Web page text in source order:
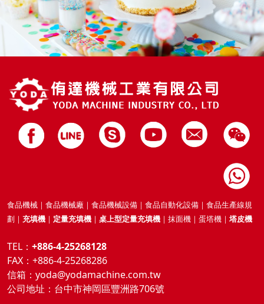
食品機械｜食品機械廠｜食品機械設備｜食品自動化設備｜食品生產線規
劃｜ 充填機 ｜ 定量充填機 ｜ 桌上型定量充填機 ｜抹面機｜蛋塔機｜塔皮機
TEL： +886-4-25268128
FAX：+886-4-25268286
信箱： yoda@yodamachine.com.tw
公司地址： 台中市神岡區豐洲路706號